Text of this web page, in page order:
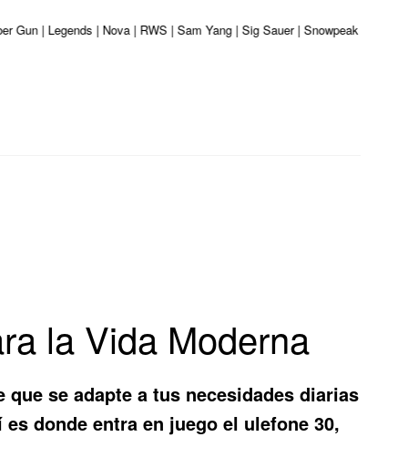
| Legends | Nova | RWS | Sam Yang | Sig Sauer | Snowpeak |
la Vida Moderna
se adapte a tus necesidades diarias
donde entra en juego el ulefone 30,